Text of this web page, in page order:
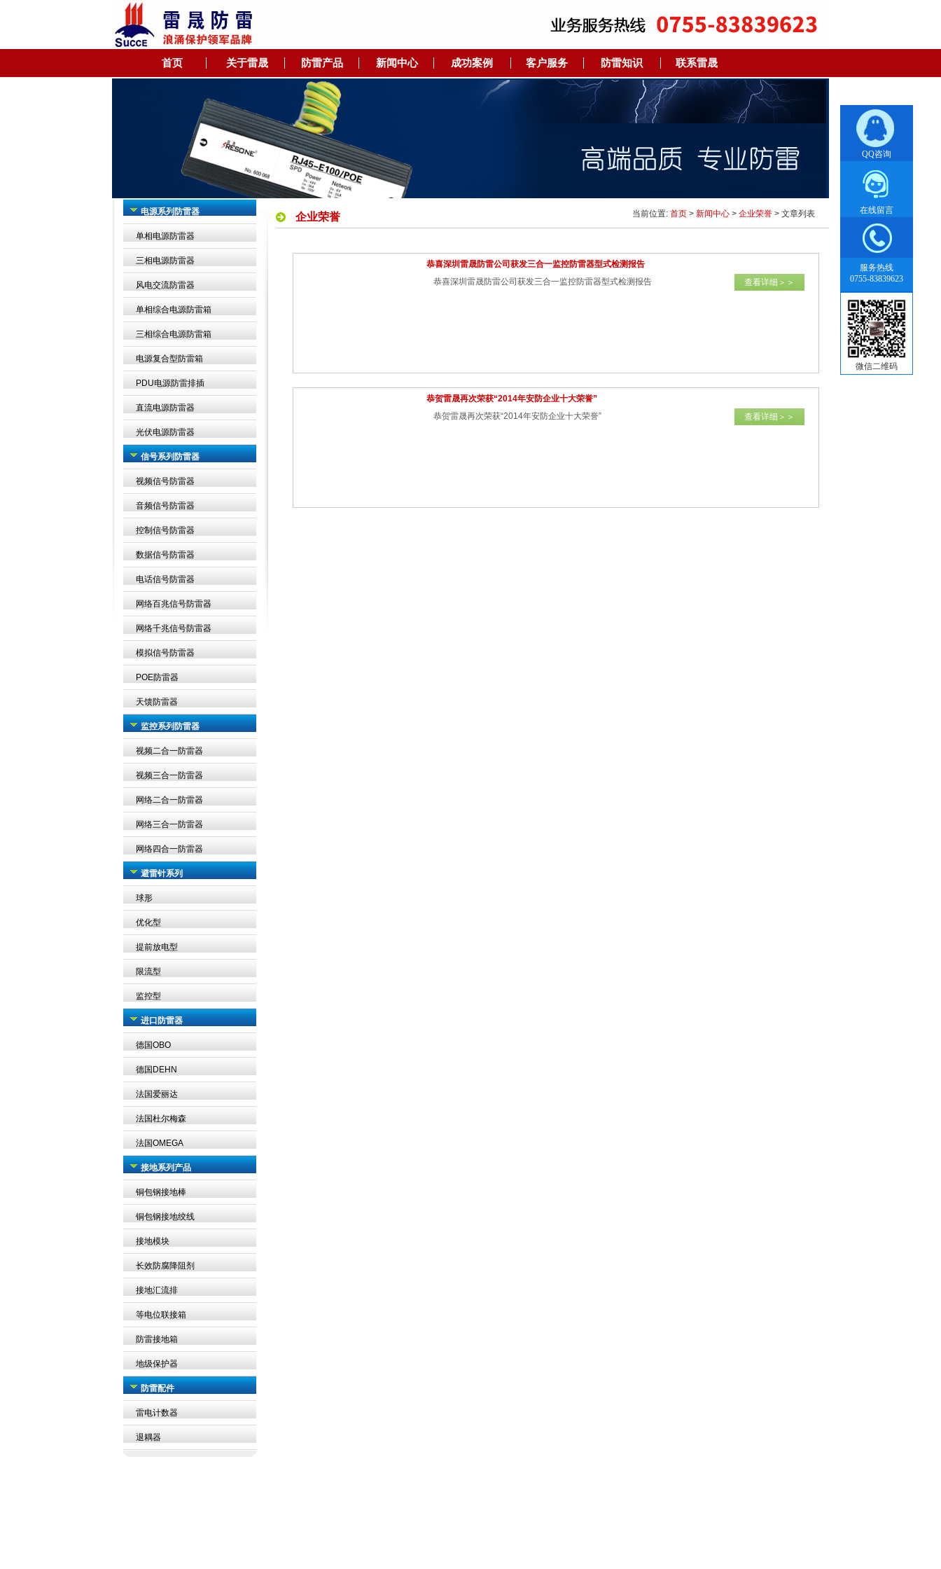
QQ咨询
在线留言
服务热线
0755-83839623
微信二维码
首页 关于雷晟 防雷产品 新闻中心 成功案例 客户服务 防雷知识 联系雷晟
电源系列防雷器
单相电源防雷器
三相电源防雷器
风电交流防雷器
单相综合电源防雷箱
三相综合电源防雷箱
电源复合型防雷箱
PDU电源防雷排插
直流电源防雷器
光伏电源防雷器
信号系列防雷器
视频信号防雷器
音频信号防雷器
控制信号防雷器
数据信号防雷器
电话信号防雷器
网络百兆信号防雷器
网络千兆信号防雷器
模拟信号防雷器
POE防雷器
天馈防雷器
监控系列防雷器
视频二合一防雷器
视频三合一防雷器
网络二合一防雷器
网络三合一防雷器
网络四合一防雷器
避雷针系列
球形
优化型
提前放电型
限流型
监控型
进口防雷器
德国OBO
德国DEHN
法国爱丽达
法国杜尔梅森
法国OMEGA
接地系列产品
铜包钢接地棒
铜包钢接地绞线
接地模块
长效防腐降阻剂
接地汇流排
等电位联接箱
防雷接地箱
地级保护器
防雷配件
雷电计数器
退耦器
企业荣誉 当前位置: 首页 > 新闻中心 > 企业荣誉 > 文章列表
恭喜深圳雷晟防雷公司获发三合一监控防雷器型式检测报告
恭喜深圳雷晟防雷公司获发三合一监控防雷器型式检测报告
查看详细＞＞
恭贺雷晟再次荣获“2014年安防企业十大荣誉”
恭贺雷晟再次荣获“2014年安防企业十大荣誉”
查看详细＞＞